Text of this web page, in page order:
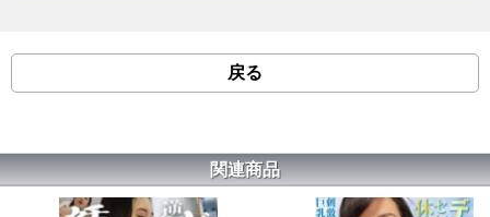
戻る
関連商品